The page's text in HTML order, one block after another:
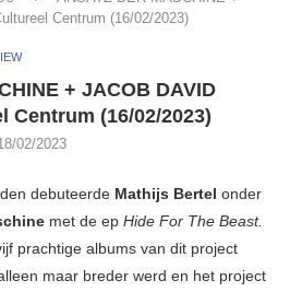
Centrum (16/02/2023)
+ JACOB DAVID
Centrum (16/02/2023)
02/2023
debuteerde Mathijs Bertel onder
met de ep Hide For The Beast.
prachtige albums van dit project
maar breder werd en het project